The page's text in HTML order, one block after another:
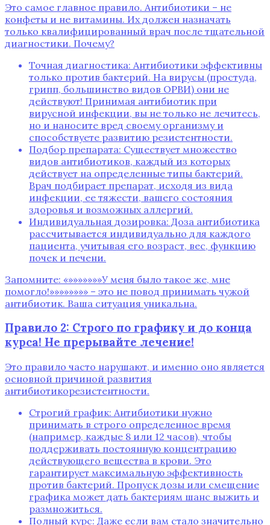
Это самое главное правило. Антибиотики – не
конфеты и не витамины. Их должен назначать
только квалифицированный врач после тщательной
диагностики. Почему?
Точная диагностика: Антибиотики эффективны
только против бактерий. На вирусы (простуда‚
грипп‚ большинство видов ОРВИ) они не
действуют! Принимая антибиотик при
вирусной инфекции‚ вы не только не лечитесь‚
но и наносите вред своему организму и
способствуете развитию резистентности.
Подбор препарата: Существует множество
видов антибиотиков‚ каждый из которых
действует на определенные типы бактерий.
Врач подбирает препарат‚ исходя из вида
инфекции‚ ее тяжести‚ вашего состояния
здоровья и возможных аллергий.
Индивидуальная дозировка: Доза антибиотика
рассчитывается индивидуально для каждого
пациента‚ учитывая его возраст‚ вес‚ функцию
почек и печени.
Запомните: «»»»»»»»У меня было такое же‚ мне
помогло!»»»»»»»» – это не повод принимать чужой
антибиотик. Ваша ситуация уникальна.
Правило 2: Строго по графику и до конца
курса! Не прерывайте лечение!
Это правило часто нарушают‚ и именно оно является
основной причиной развития
антибиотикорезистентности.
Строгий график: Антибиотики нужно
принимать в строго определенное время
(например‚ каждые 8 или 12 часов)‚ чтобы
поддерживать постоянную концентрацию
действующего вещества в крови. Это
гарантирует максимальную эффективность
против бактерий. Пропуск дозы или смещение
графика может дать бактериям шанс выжить и
размножиться.
Полный курс: Даже если вам стало значительно